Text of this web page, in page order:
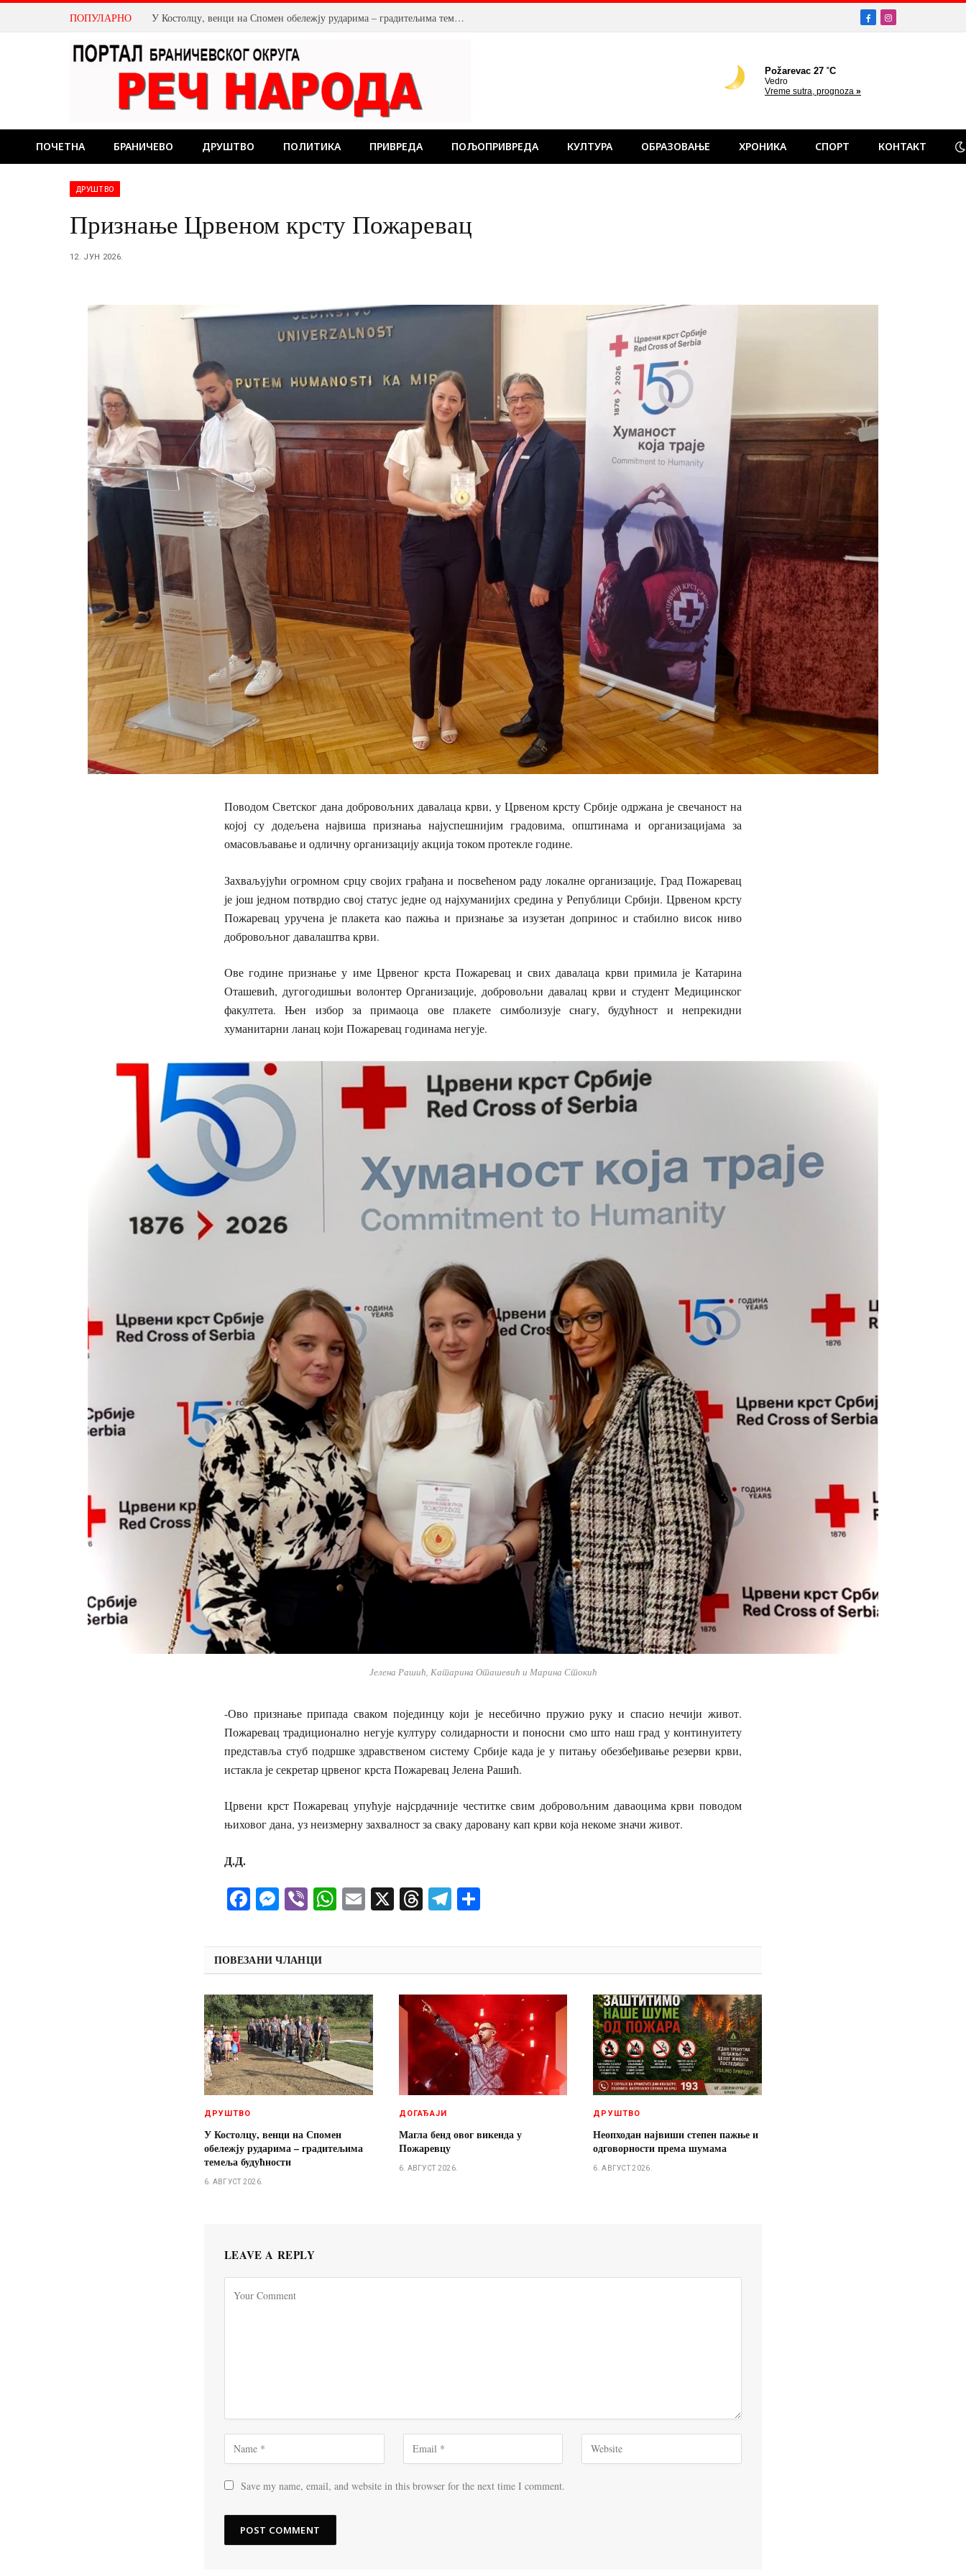
ПОПУЛАРНО У Костолцу, венци на Спомен обележју рударима – градитељима темеља будућности FacebookInstagram
ПОЧЕТНА БРАНИЧЕВО ДРУШТВО ПОЛИТИКА ПРИВРЕДА ПОЉОПРИВРЕДА КУЛТУРА ОБРАЗОВАЊЕ ХРОНИКА СПОРТ КОНТАКТ
ДРУШТВО
Признање Црвеном крсту Пожаревац
12. ЈУН 2026.
Поводом Светског дана добровољних давалаца крви, у Црвеном крсту Србије одржана је свечаност на
којој су додељена највиша признања најуспешнијим градовима, општинама и организацијама за
омасовљавање и одличну организацију акција током протекле године.
Захваљујући огромном срцу својих грађана и посвећеном раду локалне организације, Град Пожаревац
је још једном потврдио свој статус једне од најхуманијих средина у Републици Србији. Црвеном крсту
Пожаревац уручена је плакета као пажња и признање за изузетан допринос и стабилно висок ниво
добровољног давалаштва крви.
Ове године признање у име Црвеног крста Пожаревац и свих давалаца крви примила је Катарина
Оташевић, дугогодишњи волонтер Организације, добровољни давалац крви и студент Медицинског
факултета. Њен избор за примаоца ове плакете симболизује снагу, будућност и непрекидни
хуманитарни ланац који Пожаревац годинама негује.
Јелена Рашић, Катарина Оташевић и Марина Стокић
-Ово признање припада сваком појединцу који је несебично пружио руку и спасио нечији живот.
Пожаревац традиционално негује културу солидарности и поносни смо што наш град у континуитету
представља стуб подршке здравственом систему Србије када је у питању обезбеђивање резерви крви,
истакла је секретар црвеног крста Пожаревац Јелена Рашић.
Црвени крст Пожаревац упућује најсрдачније честитке свим добровољним даваоцима крви поводом
њиховог дана, уз неизмерну захвалност за сваку даровану кап крви која некоме значи живот.
Д.Д.
Facebook
Messenger
ViberWhatsApp
Email
X ThreadsTelegram
ПОВЕЗАНИ ЧЛАНЦИ
ДРУШТВО
У Костолцу, венци на Спомен
обележју рударима – градитељима
темеља будућности
6. АВГУСТ 2026.
ДОГАЂАЈИ
Магла бенд овог викенда у
Пожаревцу
6. АВГУСТ 2026.
ДРУШТВО
Неопходан највиши степен пажње и
одговорности према шумама
6. АВГУСТ 2026.
LEAVE A REPLY
Save my name, email, and website in this browser for the next time I comment.